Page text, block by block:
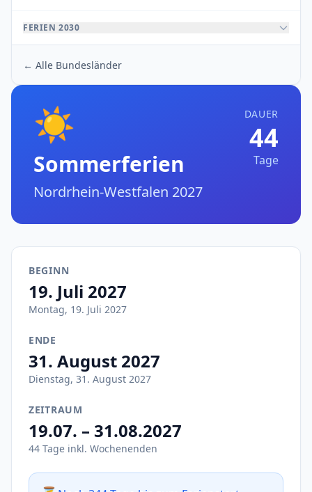
FERIEN 2030
← Alle Bundesländer
☀️
Sommerferien
Nordrhein-Westfalen 2027
DAUER
44
Tage
BEGINN
19. Juli 2027
Montag, 19. Juli 2027
ENDE
31. August 2027
Dienstag, 31. August 2027
ZEITRAUM
19.07. – 31.08.2027
44 Tage inkl. Wochenenden